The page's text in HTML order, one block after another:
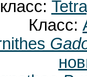
Класс: